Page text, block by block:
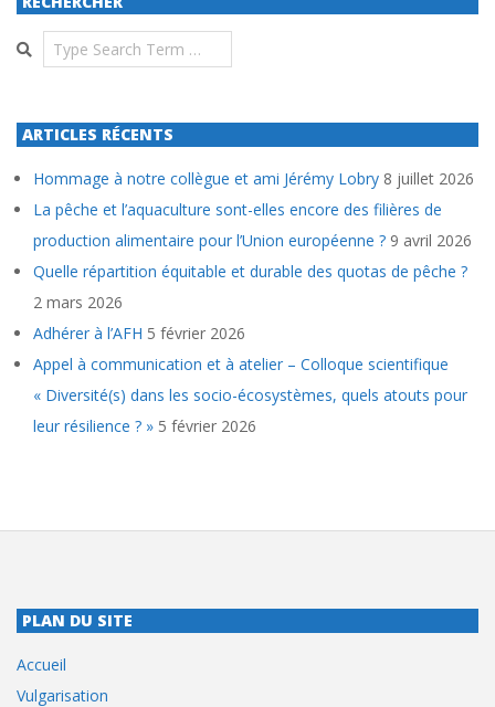
Search
ARTICLES RÉCENTS
Hommage à notre collègue et ami Jérémy Lobry 8 juillet 2026
La pêche et l’aquaculture sont-elles encore des filières de
production alimentaire pour l’Union européenne ? 9 avril 2026
Quelle répartition équitable et durable des quotas de pêche ?
2 mars 2026
Adhérer à l’AFH 5 février 2026
Appel à communication et à atelier – Colloque scientifique
« Diversité(s) dans les socio-écosystèmes, quels atouts pour
leur résilience ? » 5 février 2026
PLAN DU SITE
Accueil
Vulgarisation